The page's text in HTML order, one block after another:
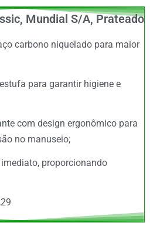
Mundial S/A, Prateado
carbono niquelado para maior
para garantir higiene e
com design ergonômico para
no manuseio;
proporcionando